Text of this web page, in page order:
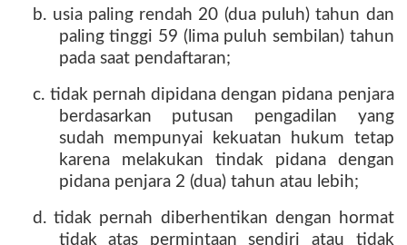
b. usia paling rendah 20 (dua puluh) tahun dan
paling tinggi 59 (lima puluh sembilan) tahun
pada saat pendaftaran;
c. tidak pernah dipidana dengan pidana penjara
berdasarkan putusan pengadilan yang
sudah mempunyai kekuatan hukum tetap
karena melakukan tindak pidana dengan
pidana penjara 2 (dua) tahun atau lebih;
d. tidak pernah diberhentikan dengan hormat
tidak atas permintaan sendiri atau tidak